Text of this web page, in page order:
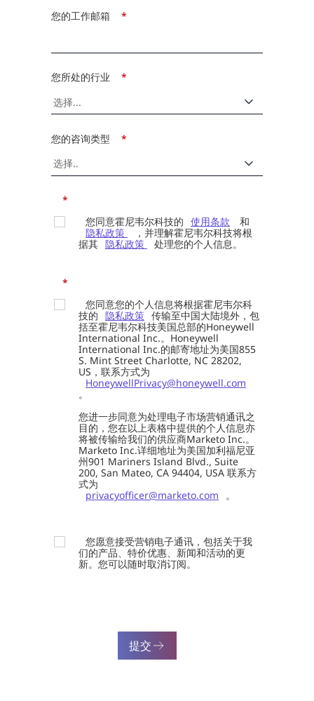
*
您的工作邮箱
*
您所处的行业
*
您的咨询类型
*
您同意霍尼韦尔科技的 使用条款
和
隐私政策
，并理解霍尼韦尔科技将根
据其 隐私政策 处理您的个人信息。
*
您同意您的个人信息将根据霍尼韦尔科
技的 隐私政策 传输至中国大陆境外，包
括至霍尼韦尔科技美国总部的Honeywell
International Inc.。Honeywell
International Inc.的邮寄地址为美国855
S. Mint Street Charlotte, NC 28202,
US，联系方式为
HoneywellPrivacy@honeywell.com
。
您进一步同意为处理电子市场营销通讯之
目的，您在以上表格中提供的个人信息亦
将被传输给我们的供应商Marketo Inc.。
Marketo Inc.详细地址为美国加利福尼亚
州901 Mariners Island Blvd., Suite
200, San Mateo, CA 94404, USA 联系方
式为
privacyofficer@marketo.com
。
您愿意接受营销电子通讯，包括关于我
们的产品、特价优惠、新闻和活动的更
新。您可以随时取消订阅。
提交